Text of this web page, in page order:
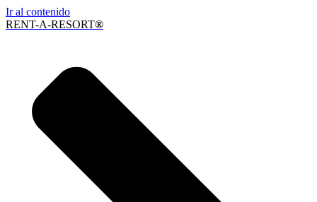
Ir al contenido
RENT-A-RESORT®